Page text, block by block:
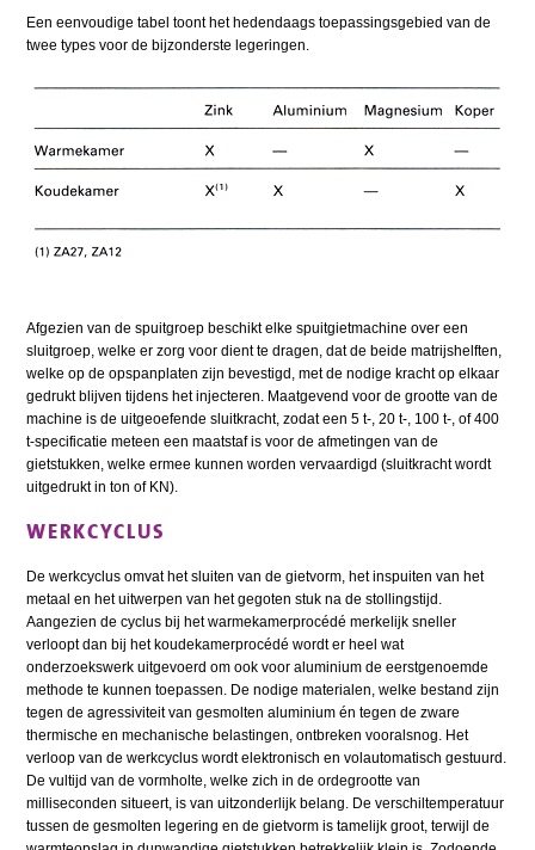
Een eenvoudige tabel toont het hedendaags toepassingsgebied van de
twee types voor de bijzonderste legeringen.
Afgezien van de spuitgroep beschikt elke spuitgietmachine over een
sluitgroep, welke er zorg voor dient te dragen, dat de beide matrijshelften,
welke op de opspanplaten zijn bevestigd, met de nodige kracht op elkaar
gedrukt blijven tijdens het injecteren. Maatgevend voor de grootte van de
machine is de uitgeoefende sluitkracht, zodat een 5 t-, 20 t-, 100 t-, of 400
t-specificatie meteen een maatstaf is voor de afmetingen van de
gietstukken, welke ermee kunnen worden vervaardigd (sluitkracht wordt
uitgedrukt in ton of KN).
WERKCYCLUS
De werkcyclus omvat het sluiten van de gietvorm, het inspuiten van het
metaal en het uitwerpen van het gegoten stuk na de stollingstijd.
Aangezien de cyclus bij het warmekamerprocédé merkelijk sneller
verloopt dan bij het koudekamerprocédé wordt er heel wat
onderzoekswerk uitgevoerd om ook voor aluminium de eerstgenoemde
methode te kunnen toepassen. De nodige materialen, welke bestand zijn
tegen de agressiviteit van gesmolten aluminium én tegen de zware
thermische en mechanische belastingen, ontbreken vooralsnog. Het
verloop van de werkcyclus wordt elektronisch en volautomatisch gestuurd.
De vultijd van de vormholte, welke zich in de ordegrootte van
milliseconden situeert, is van uitzonderlijk belang. De verschiltemperatuur
tussen de gesmolten legering en de gietvorm is tamelijk groot, terwijl de